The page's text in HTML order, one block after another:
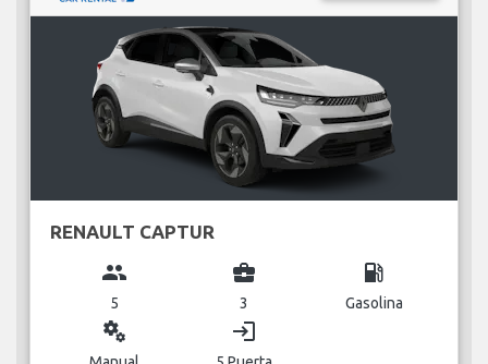
RENAULT CAPTUR
group
5
business_center
3
local_gas_station
Gasolina
miscellaneous_services login